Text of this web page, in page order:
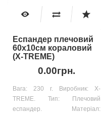
Еспандер плечовий
60x10см кораловий
(X-TREME)
0.00грн.
Вага: 230 г. Виробник: X-
TREME. Тип: Плечовий
еспандер. Матеріал: